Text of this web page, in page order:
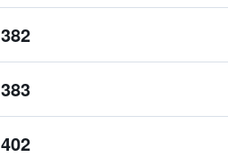
382 ﷼
383 ﷼
402 ﷼